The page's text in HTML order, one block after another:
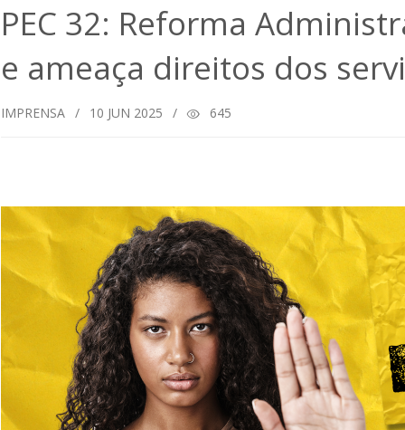
PEC 32: Reforma
e ameaça direitos dos
IMPRENSA / 10 JUN 2025 / 645